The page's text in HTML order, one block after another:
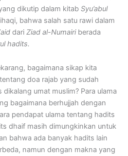
dikutip dalam kitab Syu’abul
bahwa salah satu rawi dalam
dari Ziad al-Numairiberada
hadits.
bagaimana sikap kita
doa rajab yang sudah
umat muslim? Para ulama
bagaimana berhujjah dengan
pendapat ulama tentang hadits
dhaif masih dimungkinkan untuk
bahwa ada banyak hadits lain
namun dengan makna yang